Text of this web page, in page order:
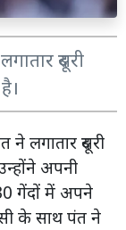
दूसरी
लगातार दूसरी
अपनी
गेंदों में अपने
के साथ पंत ने